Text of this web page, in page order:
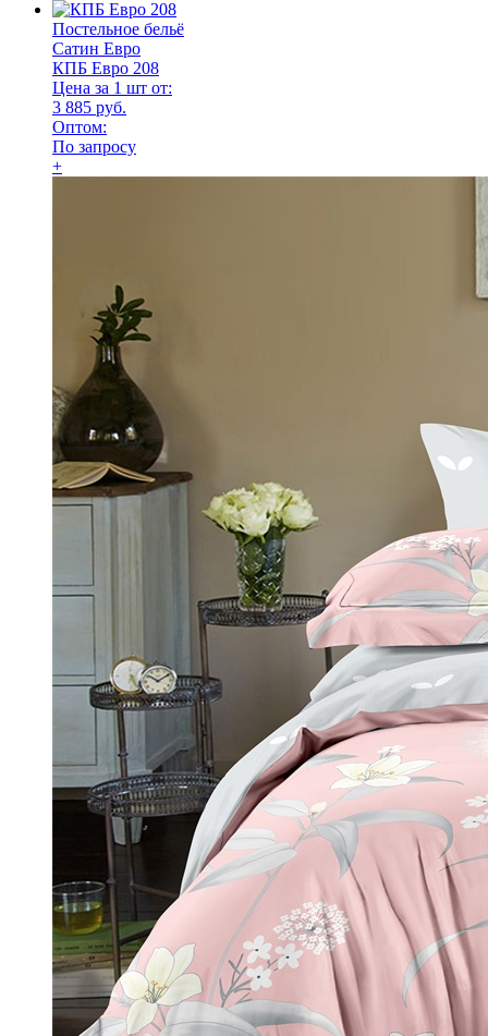
Постельное бельё
Сатин Евро
КПБ Евро 208
Цена за 1 шт от:
3 885 руб.
Оптом:
По запросу
+